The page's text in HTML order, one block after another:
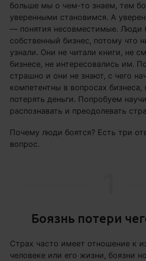
больше мы о чем-то знаем, тем
уверенными становимся. А
— понятия несовместимые. Люди
собственный бизнес, потому что
узнали. Они не читали книги, не
бизнесе, не интересовались им.
страшно и они не знают, с чего
компетентны в вопросах бизнеса,
потерять деньги. Попробуем
распознавать и преодолевать
Почему люди боятся? Есть три
вопрос.
Боязнь потери
Страх часто имеет отношение к
человеке или его жизни, боязни